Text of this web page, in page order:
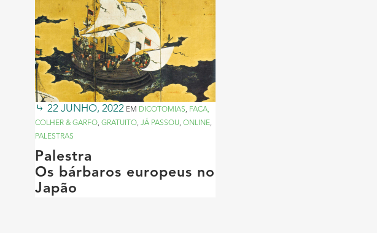
22 JUNHO, 2022 EM DICOTOMIAS, FACA,
COLHER & GARFO, GRATUITO, JÁ PASSOU, ONLINE,
PALESTRAS
Palestra
Os bárbaros europeus no
Japão